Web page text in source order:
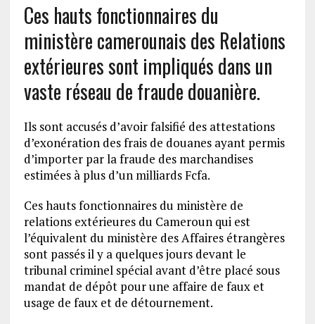
Ces hauts fonctionnaires du
ministère camerounais des Relations
extérieures sont impliqués dans un
vaste réseau de fraude douanière.
Ils sont accusés d’avoir falsifié des attestations
d’exonération des frais de douanes ayant permis
d’importer par la fraude des marchandises
estimées à plus d’un milliards Fcfa.
Ces hauts fonctionnaires du ministère de
relations extérieures du Cameroun qui est
l’équivalent du ministère des Affaires étrangères
sont passés il y a quelques jours devant le
tribunal criminel spécial avant d’être placé sous
mandat de dépôt pour une affaire de faux et
usage de faux et de détournement.